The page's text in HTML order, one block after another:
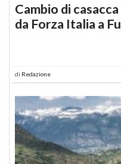
Cambio di
da Forza Italia a
di Redazione